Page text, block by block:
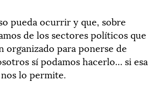
pueda ocurrir y que, sobre
de los sectores políticos que
organizado para ponerse de
sí podamos hacerlo… si esa
lo permite.